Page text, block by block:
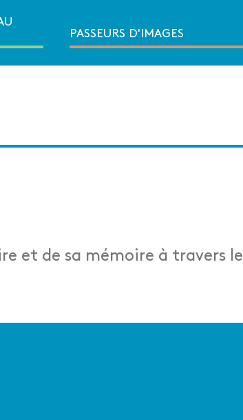
PASSEURS D'IMAGES
secondaire
et de sa mémoire à travers le